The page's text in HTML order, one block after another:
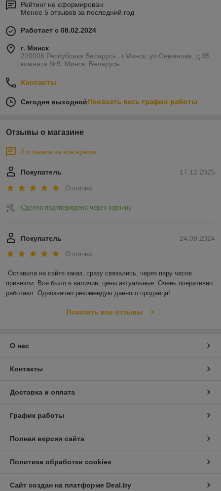
Рейтинг не сформирован
Менее 5 отзывов за последний год
Работает с 08.02.2024
г. Минск
220006 Республика Беларусь , г.Минск, ул.Семёнова, д.35,
комната №9, Минск, Беларусь
Контакты
Сегодня выходнойПоказать весь график работы
Отзывы о магазине
2 отзывов за всё время
17.12.2025
Покупатель
Отлично
Сделка подтверждена через корзину
24.09.2024
Покупатель
Отлично
Оставила на сайте заказ, сразу связались, через пару часов
привезли. Все было в наличии, цены актуальные. Очень оперативно
работают. Однозначно рекомендую данного продавца!
Показать все отзывы
О нас
Контакты
Доставка и оплата
График работы
Полная версия сайта
Политика обработки cookies
Сайт создан на платформе Deal.by